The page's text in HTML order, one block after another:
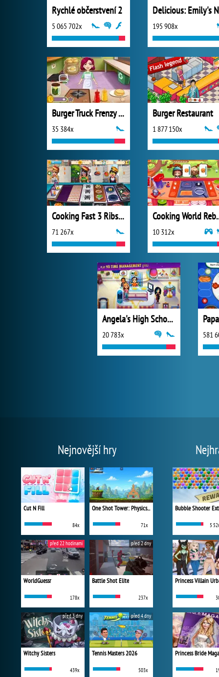
Rychlé občerstvení 2
5 065 702x 195 908x
Burger Truck Frenzy USA
35 384x
Burger Restaurant
1 877 150x
Cooking Fast 3 Ribs and Pancakes
71 267x 10 312x
Angela's High School Reunion
20 783x 581
Nejnovější hry
Cut N Fill
84x
One Shot Tower: Physics Destroyer
71x
WorldGuessr
178x
před 22 hodinami
Battle Shot Elite
237x
před 2 dny
Witchy Sisters
439x
před 3 dny
Tennis Masters 2026
503x
před 4 dny
Bubble Shooter
5
Princess Bride